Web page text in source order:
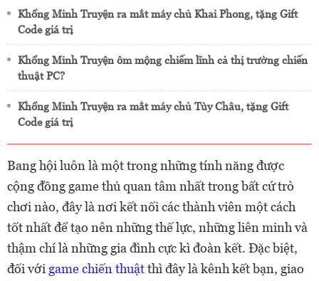
Khổng Minh Truyện ra mắt máy chủ Khai Phong, tặng Gift
Code giá trị
Khổng Minh Truyện ôm mộng chiếm lĩnh cả thị trường chiến
thuật PC?
Khổng Minh Truyện ra mắt máy chủ Tùy Châu, tặng Gift
Code giá trị
Bang hội luôn là một trong những tính năng được
cộng đồng game thủ quan tâm nhất trong bất cứ trò
chơi nào, đây là nơi kết nối các thành viên một cách
tốt nhất để tạo nên những thế lực, những liên minh và
thậm chí là những gia đình cực kì đoàn kết. Đặc biệt,
đối với game chiến thuậtthì đây là kênh kết bạn, giao